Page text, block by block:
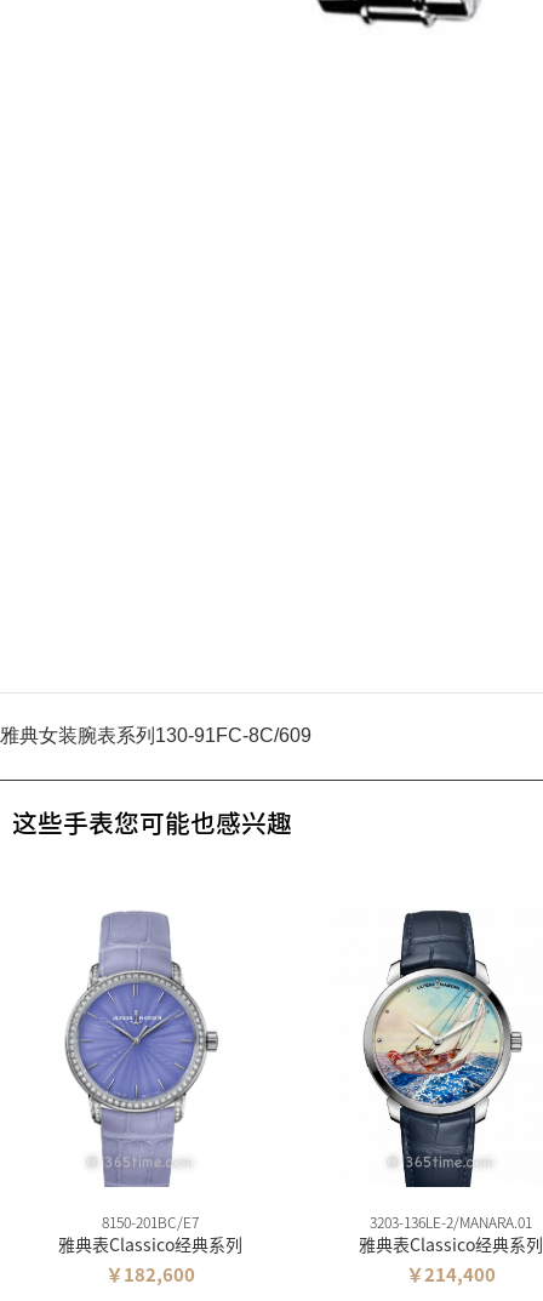
雅典女装腕表系列130-91FC-8C/609
这些手表您可能也感兴趣
8150-201BC/E7
雅典表Classico经典系列
￥182,600
3203-136LE-2/MANARA.01
雅典表Classico经典系列
￥214,400